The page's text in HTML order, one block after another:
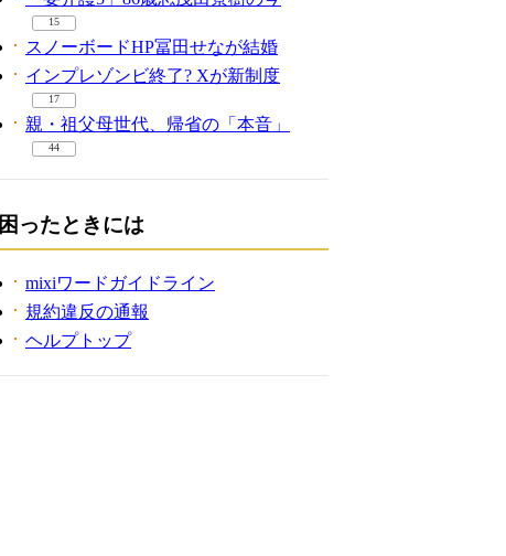
15
スノーボードHP冨田せなが結婚
インプレゾンビ終了? Xが新制度
17
親・祖父母世代、帰省の「本音」
44
困ったときには
mixiワードガイドライン
規約違反の通報
ヘルプトップ